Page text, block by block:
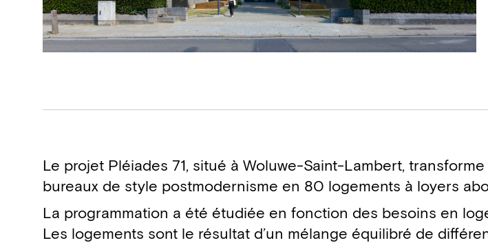
Détails du projet
Le projet Pléiades 71, situé à Woluwe-Saint-Lambert,
bureaux de style postmodernisme en 80 logements à loyers
La programmation a été étudiée en fonction des besoins en
Les logements sont le résultat d’un mélange équilibré de